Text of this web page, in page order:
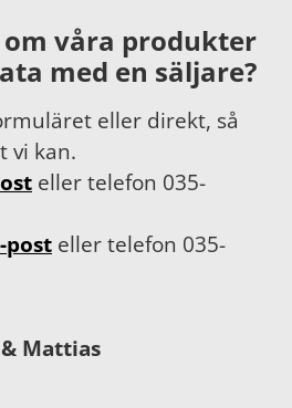
våra produkter
med en säljare?
eller direkt, så
vi kan.
eller telefon 035-
post eller telefon 035-
Mattias